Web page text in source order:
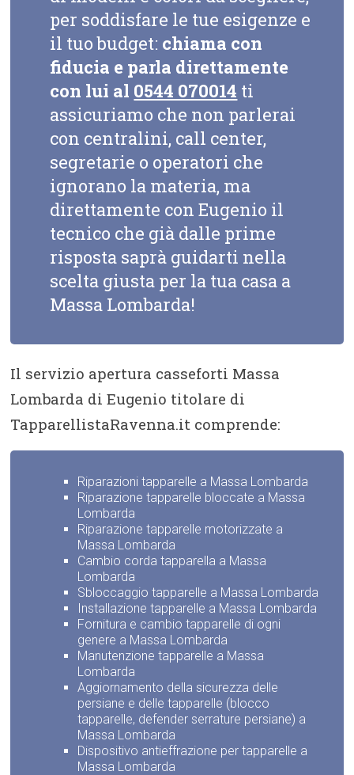
per soddisfare le tue esigenze e
il tuo budget: chiama con
fiducia e parla direttamente
con lui al 0544 070014 ti
assicuriamo che non parlerai
con centralini, call center,
segretarie o operatori che
ignorano la materia, ma
direttamente con Eugenio il
tecnico che già dalle prime
risposta saprà guidarti nella
scelta giusta per la tua casa a
Massa Lombarda!
Il servizio apertura casseforti Massa
Lombarda di Eugenio titolare di
TapparellistaRavenna.it comprende:
Riparazioni tapparelle a Massa Lombarda
Riparazione tapparelle bloccate a Massa
Lombarda
Riparazione tapparelle motorizzate a
Massa Lombarda
Cambio corda tapparella a Massa
Lombarda
Sbloccaggio tapparelle a Massa Lombarda
Installazione tapparelle a Massa Lombarda
Fornitura e cambio tapparelle di ogni
genere a Massa Lombarda
Manutenzione tapparelle a Massa
Lombarda
Aggiornamento della sicurezza delle
persiane e delle tapparelle (blocco
tapparelle, defender serrature persiane) a
Massa Lombarda
Dispositivo antieffrazione per tapparelle a
Massa Lombarda